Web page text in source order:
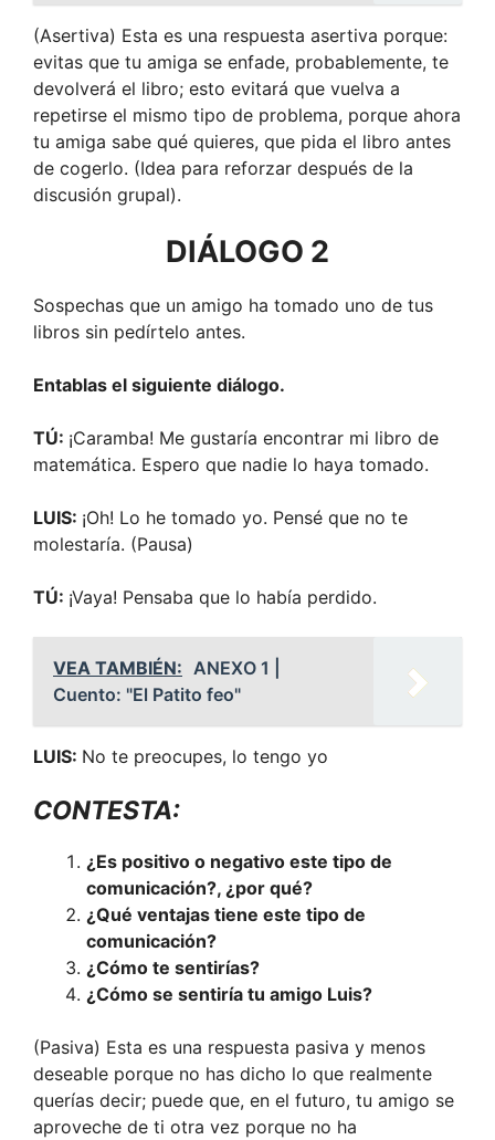
(Asertiva) Esta es una respuesta asertiva porque:
evitas que tu amiga se enfade, probablemente, te
devolverá el libro; esto evitará que vuelva a
repetirse el mismo tipo de problema, porque ahora
tu amiga sabe qué quieres, que pida el libro antes
de cogerlo. (Idea para reforzar después de la
discusión grupal).
DIÁLOGO 2
Sospechas que un amigo ha tomado uno de tus
libros sin pedírtelo antes.
Entablas el siguiente diálogo.
TÚ: ¡Caramba! Me gustaría encontrar mi libro de
matemática. Espero que nadie lo haya tomado.
LUIS: ¡Oh! Lo he tomado yo. Pensé que no te
molestaría. (Pausa)
TÚ: ¡Vaya! Pensaba que lo había perdido.
VEA TAMBIÉN: ANEXO 1 |
Cuento: "El Patito feo"
LUIS: No te preocupes, lo tengo yo
CONTESTA:
¿Es positivo o negativo este tipo de
comunicación?, ¿por qué?
¿Qué ventajas tiene este tipo de
comunicación?
¿Cómo te sentirías?
¿Cómo se sentiría tu amigo Luis?
(Pasiva) Esta es una respuesta pasiva y menos
deseable porque no has dicho lo que realmente
querías decir; puede que, en el futuro, tu amigo se
aproveche de ti otra vez porque no ha